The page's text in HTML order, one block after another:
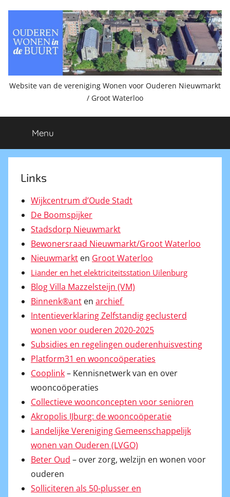
inhoud
Ouderen
wonen
in
de
buurt.
Website van de vereniging Wonen voor Ouderen Nieuwmarkt
/ Groot Waterloo
Menu
Links
Wijkcentrum d’Oude Stadt
De Boomspijker
Stadsdorp Nieuwmarkt
Bewonersraad Nieuwmarkt/Groot Waterloo
Nieuwmarkt en Groot Waterloo
Liander en het elektriciteitsstation Uilenburg
Blog Villa Mazzelsteijn (VM)
Binnenk®ant en archief
Intentieverklaring Zelfstandig geclusterd
wonen voor ouderen 2020-2025
Subsidies en regelingen ouderenhuisvesting
Platform31 en wooncoöperaties
Cooplink– Kennisnetwerk van en over
wooncoöperaties
Collectieve woonconcepten voor senioren
Akropolis IJburg: de wooncoöperatie
Landelijke Vereniging Gemeenschappelijk
wonen van Ouderen (LVGO)
Beter Oud – over zorg, welzijn en wonen voor
ouderen
Solliciteren als 50-plusser en